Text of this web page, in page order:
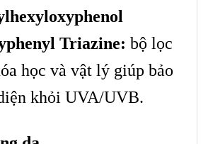
Triazine: bộ lọc
học và vật lý giúp bảo
khỏi UVA/UVB.